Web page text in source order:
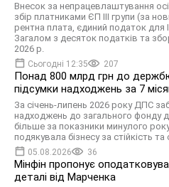
Внесок за непрацевлаштування
збір платниками ЄП ІІІ групи (за
рентна плата, єдиний податок для
Загалом з десяток податків та
2026 р.
Сьогодні 12:35 207
Понад 800 млрд грн до
підсумки надходжень за 7
За січень-липень 2026 року ДПС
надходжень до загального фонду
більше за показники минулого
подякувала бізнесу за стійкість
05.08.2026 36
Мінфін пропонує
деталі від Марченка